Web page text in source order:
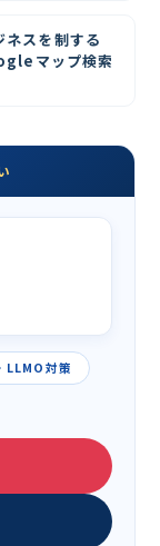
ネスを制する
マップ検索
LLMO対策